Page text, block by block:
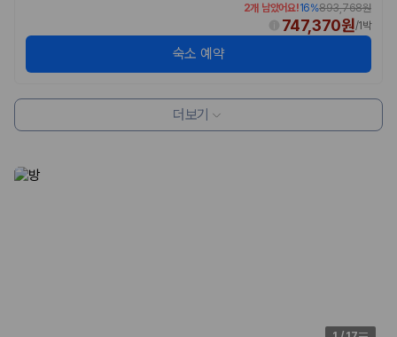
2개 남았어요!16%893,768원
747,370원/1박
숙소 예약
더보기